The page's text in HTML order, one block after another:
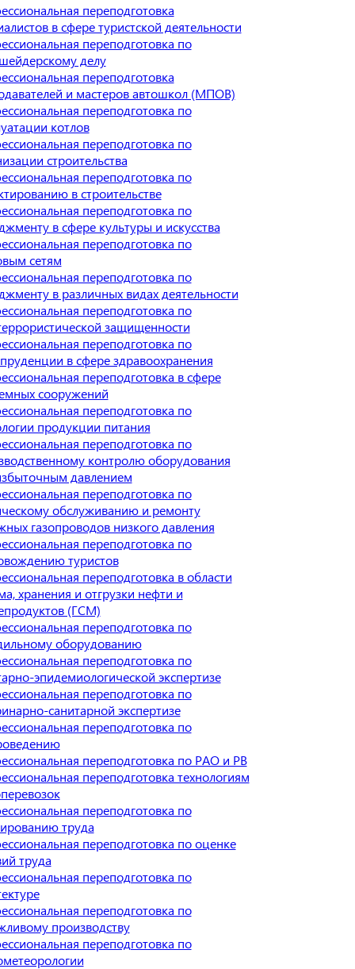
переподготовка
в сфере туристской деятельности
переподготовка по
делу
переподготовка
и мастеров автошкол (МПОВ)
переподготовка по
котлов
переподготовка по
строительства
переподготовка по
в строительстве
переподготовка по
в сфере культуры и искусства
переподготовка по
сетям
переподготовка по
в различных видах деятельности
переподготовка по
защищенности
переподготовка по
в сфере здравоохранения
переподготовка в сфере
сооружений
переподготовка по
продукции питания
переподготовка по
контролю оборудования
давлением
переподготовка по
обслуживанию и ремонту
газопроводов низкого давления
переподготовка по
туристов
переподготовка в области
хранения и отгрузки нефти и
(ГСМ)
переподготовка по
оборудованию
переподготовка по
эпидемиологической экспертизе
переподготовка по
санитарной экспертизе
переподготовка по
переподготовка по РАО и РВ
переподготовка технологиям
переподготовка по
труда
переподготовка по оценке
труда
переподготовка по
переподготовка по
производству
переподготовка по